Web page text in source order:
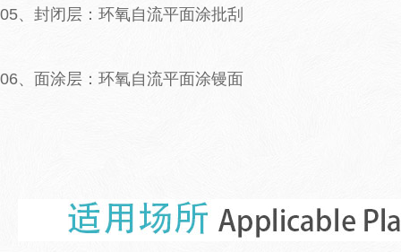
05、封闭层：环氧自流平面涂批刮
06、面涂层：环氧自流平面涂镘面